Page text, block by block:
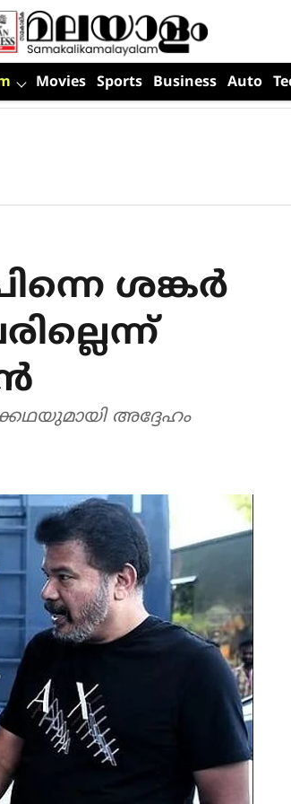
Movies Sports Business Auto
ശങ്കർ‍
അദ്ദേഹം